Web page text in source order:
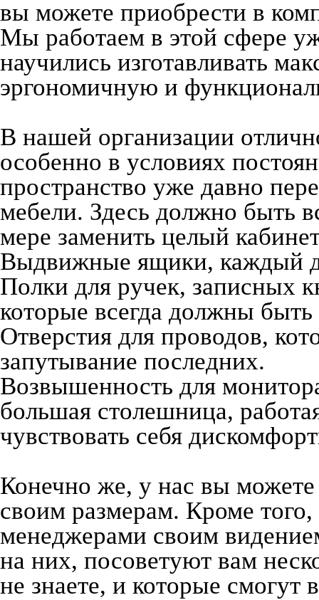
вы можете приобрести в
Мы работаем в этой сфере
научились изготавливать
эргономичную и
В нашей организации
особенно в условиях
пространство уже давно
мебели. Здесь должно быть
мере заменить целый
Выдвижные ящики, каждый
Полки для ручек, записных
которые всегда должны
Отверстия для проводов,
запутывание последних.
Возвышенность для
большая столешница,
чувствовать себя
Конечно же, у нас вы можете
своим размерам. Кроме
менеджерами своим
на них, посоветуют вам
не знаете, и которые смогут